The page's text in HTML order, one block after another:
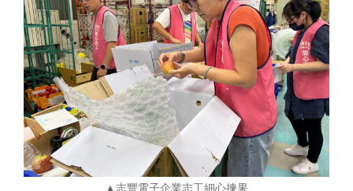
▲志豐電子企業志工細心揀果